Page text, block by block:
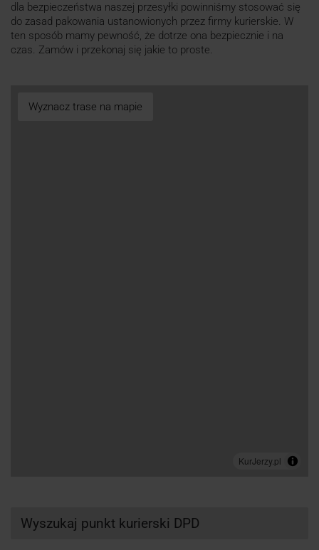
dla bezpieczeństwa naszej przesyłki powinniśmy stosować się
do zasad pakowania ustanowionych przez firmy kurierskie. W
ten sposób mamy pewność, że dotrze ona bezpiecznie i na
czas. Zamów i przekonaj się jakie to proste.
Wyznacz trase na mapie
Wyszukaj punkt kurierski DPD